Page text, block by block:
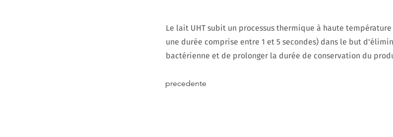
Le lait UHT subit un processus thermique à haute température
une durée comprise entre 1 et 5 secondes) dans le but
bactérienne et de prolonger la durée de conservation du
precedente